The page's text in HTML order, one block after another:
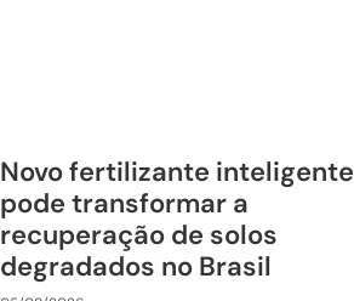
Novo fertilizante inteligente
pode transformar a
recuperação de solos
degradados no Brasil